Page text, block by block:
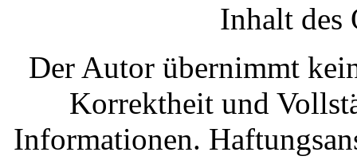
Inhalt des
Der Autor übernimmt
Korrektheit und
Informationen.